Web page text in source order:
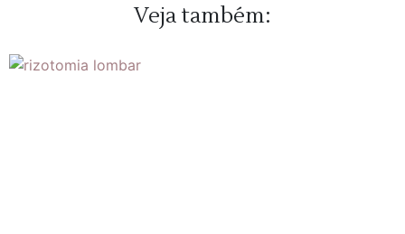
Veja também: